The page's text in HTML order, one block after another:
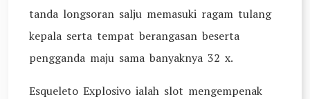
tanda longsoran salju memasuki ragam tulang
kepala serta tempat berangasan beserta
pengganda maju sama banyaknya 32 x.
Esqueleto Explosivo ialah slot mengempenak